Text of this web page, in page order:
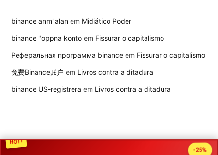
HOT!
-25%
binance anm"alan em Midiático Poder
binance "oppna konto em Fissurar o capitalismo
Реферальная программа binance em Fissurar o capitalismo
免费Binance账户 em Livros contra a ditadura
binance US-registrera em Livros contra a ditadura